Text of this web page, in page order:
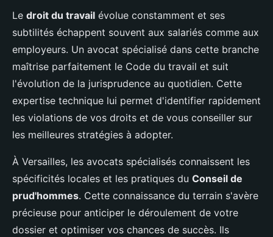
Le droit du travail évolue constamment et ses
subtilités échappent souvent aux salariés comme aux
employeurs. Un avocat spécialisé dans cette branche
maîtrise parfaitement le Code du travail et suit
l'évolution de la jurisprudence au quotidien. Cette
expertise technique lui permet d'identifier rapidement
les violations de vos droits et de vous conseiller sur
les meilleures stratégies à adopter.
À Versailles, les avocats spécialisés connaissent les
spécificités locales et les pratiques du Conseil de
prud'hommes. Cette connaissance du terrain s'avère
précieuse pour anticiper le déroulement de votre
dossier et optimiser vos chances de succès. Ils